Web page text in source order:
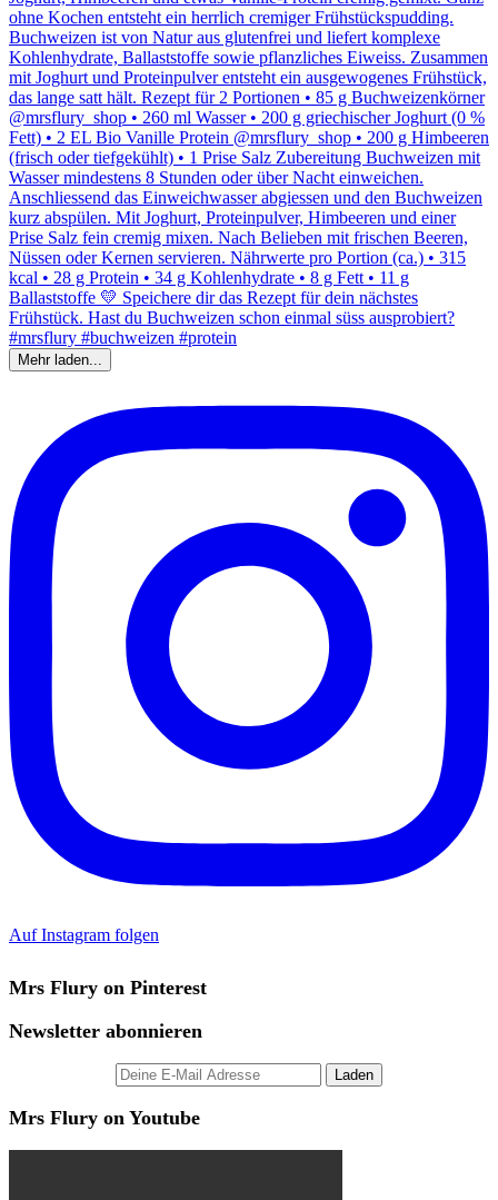
Mehr laden...
Auf Instagram folgen
Mrs Flury on Pinterest
Newsletter abonnieren
Mrs Flury on Youtube